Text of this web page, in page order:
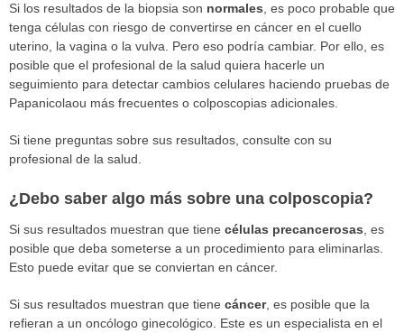
Si los resultados de la biopsia son normales , es poco probable que
tenga células con riesgo de convertirse en cáncer en el cuello
uterino, la vagina o la vulva. Pero eso podría cambiar. Por ello, es
posible que el profesional de la salud quiera hacerle un
seguimiento para detectar cambios celulares haciendo pruebas de
Papanicolaou más frecuentes o colposcopias adicionales.
Si tiene preguntas sobre sus resultados, consulte con su
profesional de la salud.
¿Debo saber algo más sobre una colposcopia?
Si sus resultados muestran que tiene células precancerosas , es
posible que deba someterse a un procedimiento para eliminarlas.
Esto puede evitar que se conviertan en cáncer.
Si sus resultados muestran que tiene cáncer, es posible que la
refieran a un oncólogo ginecológico. Este es un especialista en el